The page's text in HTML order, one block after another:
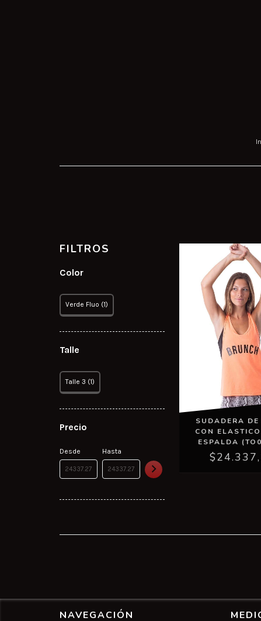
FILTROS
Color
Verde Fluo (1)
Talle
Talle 3 (1)
Precio
Desde Hasta
SUDADERA DE
CON
ESPALDA
NAVEGACIÓN